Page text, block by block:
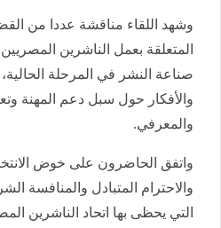
وشهد اللقاء مناقشة عددا من
المتعلقة بعمل الناشرين
صناعة النشر في المرحلة
والأفكار حول سبل دعم المهنة
والمعرفي.
واتفق الحاضرون على خوض
والاحترام المتبادل والمنافسة
التي يحظى بها اتحاد الناشرين